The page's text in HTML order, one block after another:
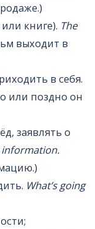
книге). The
выходит в
в себя.
или поздно он
заявлять о
What’s going